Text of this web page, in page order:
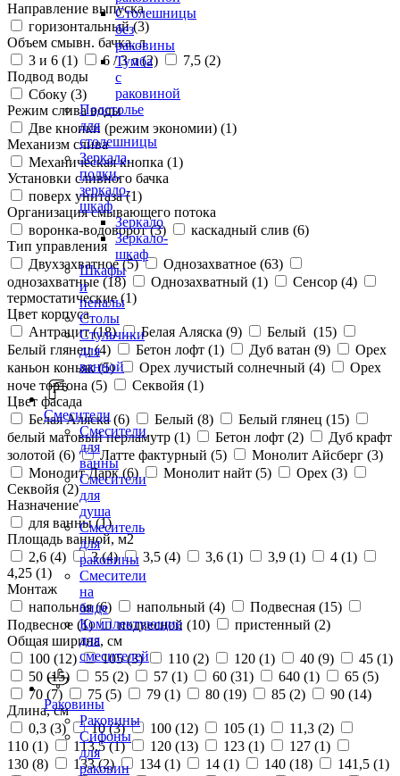
Столешницы
без
раковины
Тумба
с
раковиной
Подстолье
для
столешницы
Зеркала,
полки,
зеркало-
шкаф
Зеркало
Зеркало-
шкаф
Шкафы
и
пеналы
Столы
Стульчики
для
ванной
Смесители
Смесители
для
ванны
Смесители
для
душа
Смеситель
для
раковины
Смесители
на
биде
Комплектующие
для
смесителей
Раковины
Раковины
Сифоны
для
раковин
Направление выпуска
горизонтальный (3)
Объем смывн. бачка, л
3 и 6 (1) 6 / 3 л (2) 7,5 (2)
Подвод воды
Сбоку (3)
Режим слива воды
Две кнопки (режим экономии) (1)
Механизм слива
Механическая кнопка (1)
Установки сливного бачка
поверх унитаза (1)
Организация смывающего потока
воронка-водоворот (3) каскадный слив (6)
Тип управления
Двухзахватное (5) Однозахватное (63)
однозахватные (18) Однозахватный (1) Сенсор (4)
термостатические (1)
Цвет корпуса
Антрацит (18) Белая Аляска (9) Белый (15)
Белый глянец (4) Бетон лофт (1) Дуб ватан (9)
Орех
каньон коньяк (5) Орех лучистый солнечный (4)
Орех
ноче тортона (5) Секвойя (1)
Цвет фасада
Белая Аляска (6) Белый (8) Белый глянец (15)
белый матовый перламутр (1) Бетон лофт (2)
Дуб крафт
золотой (6) Латте фактурный (5) Монолит Айсберг (3)
Монолит Дарк (6) Монолит найт (5) Орех (3)
Секвойя (2)
Назначение
для ванны (1)
Площадь ванной, м2
2,6 (4) 3 (4) 3,5 (4) 3,6 (1) 3,9 (1) 4 (1)
4,25 (1)
Монтаж
напольная (6) напольный (4) Подвесная (15)
Подвесное (1) подвесной (10) пристенный (2)
Общая ширина, см
100 (12) 105 (3) 110 (2) 120 (1) 40 (9) 45 (1)
50 (15) 55 (2) 57 (1) 60 (31) 640 (1) 65 (5)
70 (7) 75 (5) 79 (1) 80 (19) 85 (2) 90 (14)
Длина, см
0,3 (3) 10 (3) 100 (12) 105 (1) 11,3 (2)
110 (1) 113,5 (1) 120 (13) 123 (1) 127 (1)
130 (8) 133 (2) 134 (1) 14 (1) 140 (18) 141,5 (1)